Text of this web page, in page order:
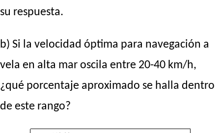
su respuesta.
b) Si la velocidad óptima para navegación a
vela en alta mar oscila entre 20-40 km/h,
¿qué porcentaje aproximado se halla dentro
de este rango?